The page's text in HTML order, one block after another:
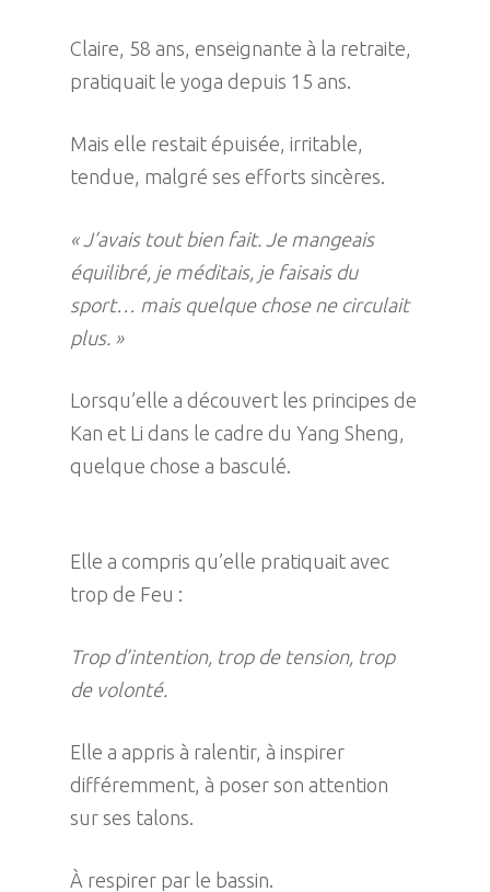
Claire, 58 ans, enseignante à la retraite,
pratiquait le yoga depuis 15 ans.
Mais elle restait épuisée, irritable,
tendue, malgré ses efforts sincères.
« J’avais tout bien fait. Je mangeais
équilibré, je méditais, je faisais du
sport… mais quelque chose ne circulait
plus. »
Lorsqu’elle a découvert les principes de
Kan et Li dans le cadre du Yang Sheng,
quelque chose a basculé.
Elle a compris qu’elle pratiquait avec
trop de Feu :
Trop d’intention, trop de tension, trop
de volonté.
Elle a appris à ralentir, à inspirer
différemment, à poser son attention
sur ses talons.
À respirer par le bassin.